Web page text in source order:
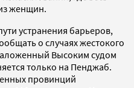
женщин.
устранения барьеров,
о случаях жестокого
Высоким судом
только на Пенджаб.
провинций